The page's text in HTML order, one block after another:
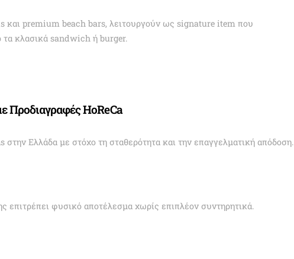
και premium beach bars, λειτουργούν ως signature item που
τα κλασικά sandwich ή burger.
Προδιαγραφές HoReCa
Ελλάδα με στόχο τη σταθερότητα και την επαγγελματική απόδοση.
επιτρέπει φυσικό αποτέλεσμα χωρίς επιπλέον συντηρητικά.